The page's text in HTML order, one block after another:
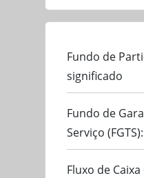
Fundo de
significado
Fundo de
Serviço
Fluxo de